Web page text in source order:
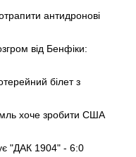
антидронові
від Бенфіки:
білет з
хоче зробити США
"ДАК 1904" - 6:0